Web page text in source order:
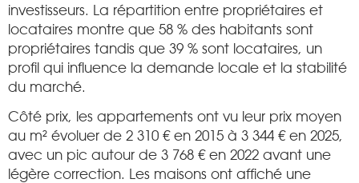
investisseurs. La répartition entre propriétaires et
locataires montre que 58 % des habitants sont
propriétaires tandis que 39 % sont locataires, un
profil qui influence la demande locale et la stabilité
du marché.
Côté prix, les appartements ont vu leur prix moyen
au m² évoluer de 2 310 € en 2015 à 3 344 € en 2025,
avec un pic autour de 3 768 € en 2022 avant une
légère correction. Les maisons ont affiché une